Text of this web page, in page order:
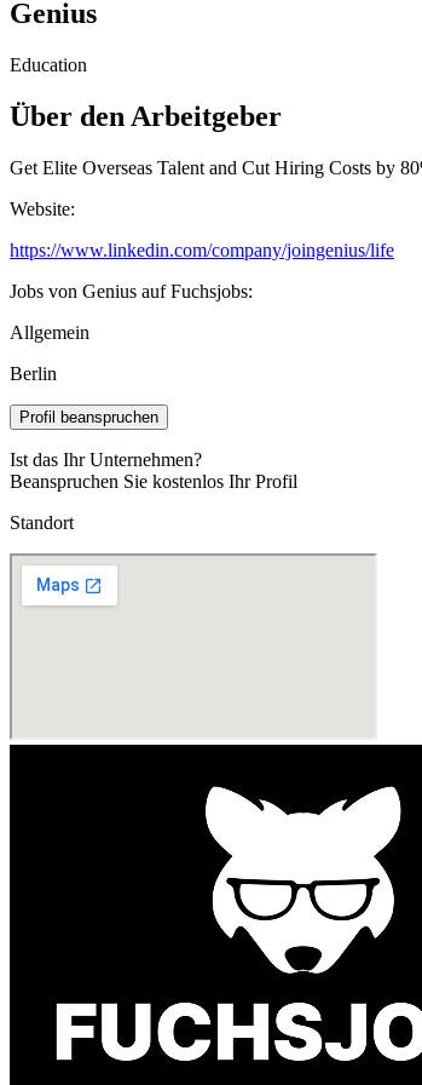
Genius
Education
Über den Arbeitgeber
Get Elite Overseas Talent and Cut Hiring Costs by
Website:
https://www.linkedin.com/company/joingenius/life
Jobs von Genius auf Fuchsjobs:
Allgemein
Berlin
Profil beanspruchen
Ist das Ihr Unternehmen?
Beanspruchen Sie kostenlos Ihr Profil
Standort